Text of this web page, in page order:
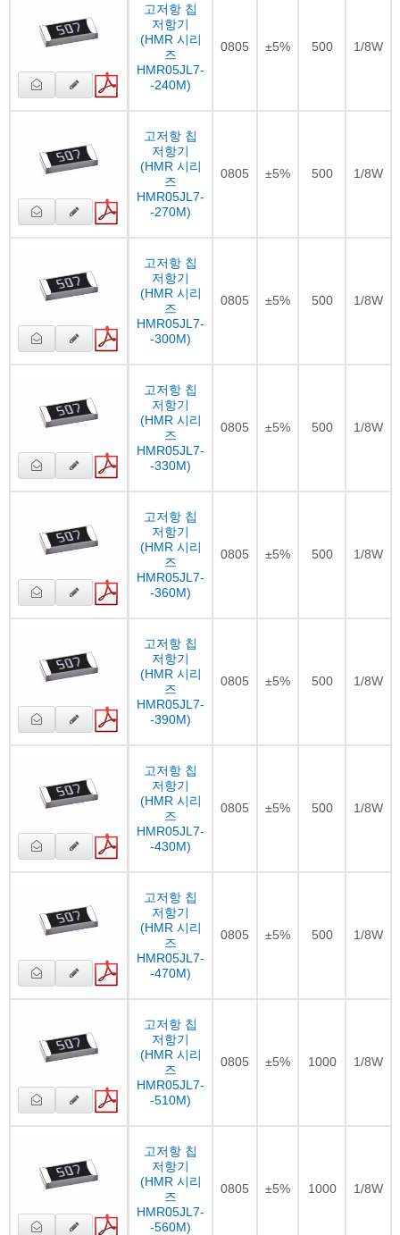
고저항 칩
저항기
(HMR 시리
즈
HMR05JL7-
-240M)
0805 ±5% 500 1/8W
고저항 칩
저항기
(HMR 시리
즈
HMR05JL7-
-270M)
0805 ±5% 500 1/8W
고저항 칩
저항기
(HMR 시리
즈
HMR05JL7-
-300M)
0805 ±5% 500 1/8W
고저항 칩
저항기
(HMR 시리
즈
HMR05JL7-
-330M)
0805 ±5% 500 1/8W
고저항 칩
저항기
(HMR 시리
즈
HMR05JL7-
-360M)
0805 ±5% 500 1/8W
고저항 칩
저항기
(HMR 시리
즈
HMR05JL7-
-390M)
0805 ±5% 500 1/8W
고저항 칩
저항기
(HMR 시리
즈
HMR05JL7-
-430M)
0805 ±5% 500 1/8W
고저항 칩
저항기
(HMR 시리
즈
HMR05JL7-
-470M)
0805 ±5% 500 1/8W
고저항 칩
저항기
(HMR 시리
즈
HMR05JL7-
-510M)
0805 ±5% 1000 1/8W
고저항 칩
저항기
(HMR 시리
즈
HMR05JL7-
-560M)
0805 ±5% 1000 1/8W